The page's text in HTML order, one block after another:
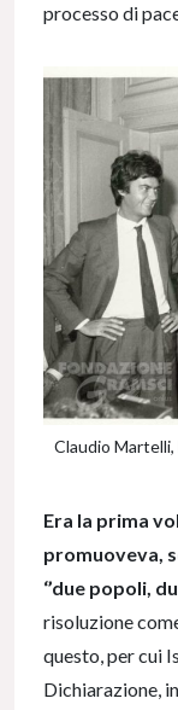
processo di
Claudio
Era la prima
promuoveva,
‘’due popoli,
risoluzione
questo, per cui
Dichiarazione,